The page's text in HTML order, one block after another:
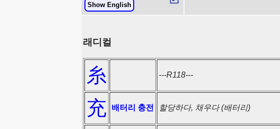
Show English
래디컬
糸 ---R118---
充 배터리 충전 할당하다, 채우다 (배터리)